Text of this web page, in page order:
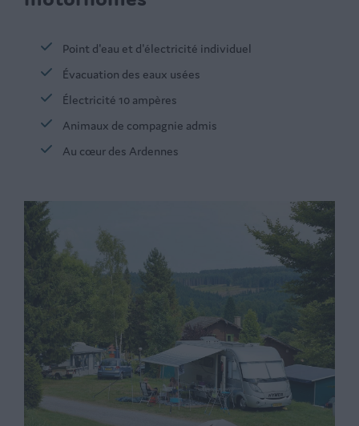
Point d'eau et d'électricité individuel
Évacuation des eaux usées
Électricité 10 ampères
Animaux de compagnie admis
Au cœur des Ardennes